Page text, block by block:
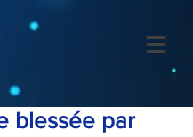
blessée par